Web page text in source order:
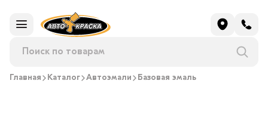
Главная Каталог Автоэмали Базовая эмаль